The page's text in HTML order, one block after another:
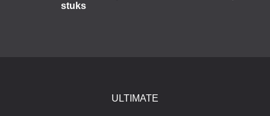
stuks
ULTIMATE